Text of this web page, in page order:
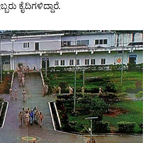
ಕೈದಿಗಳಿದ್ದಾರೆ.